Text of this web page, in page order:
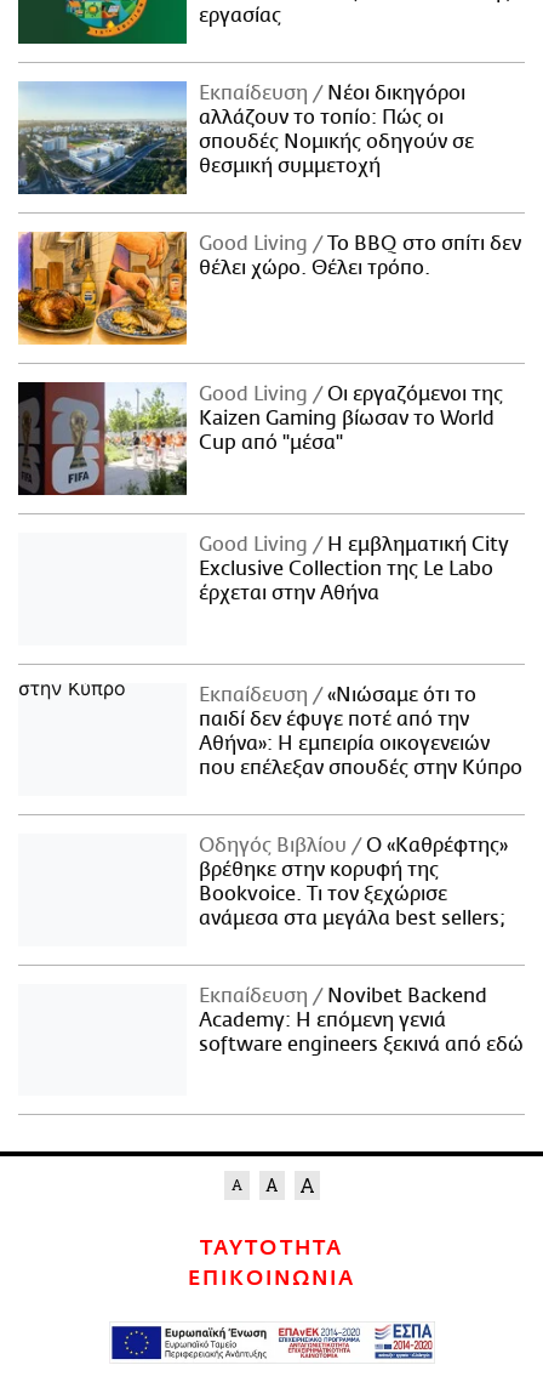
εργασίας
Εκπαίδευση
Νέοι δικηγόροι
αλλάζουν το τοπίο: Πώς οι
σπουδές Νομικής οδηγούν σε
θεσμική συμμετοχή
Good Living
Το BBQ στο σπίτι δεν
θέλει χώρο. Θέλει τρόπο.
Good Living
Οι εργαζόμενοι της
Kaizen Gaming βίωσαν το World
Cup από "μέσα"
Good Living
Η εμβληματική City
Exclusive Collection της Le Labo
έρχεται στην Αθήνα
Εκπαίδευση
«Νιώσαμε ότι το
παιδί δεν έφυγε ποτέ από την
Αθήνα»: Η εμπειρία οικογενειών
που επέλεξαν σπουδές στην Κύπρο
Οδηγός Βιβλίου
Ο «Καθρέφτης»
βρέθηκε στην κορυφή της
Bookvoice. Τι τον ξεχώρισε
ανάμεσα στα μεγάλα best sellers;
Εκπαίδευση
Novibet Backend
Academy: Η επόμενη γενιά
software engineers ξεκινά από εδώ
ΤΑΥΤΟΤΗΤΑ
ΕΠΙΚΟΙΝΩΝΙΑ